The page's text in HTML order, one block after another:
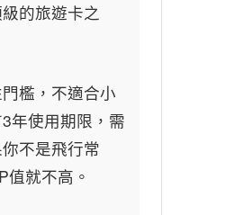
的旅遊卡之
檻，不適合小
年使用期限，需
不是飛行常
值就不高。